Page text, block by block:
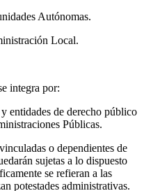
Autónomas.
Local.
integra por:
entidades de derecho público
Públicas.
o dependientes de
sujetas a lo dispuesto
se refieran a las
potestades administrativas.